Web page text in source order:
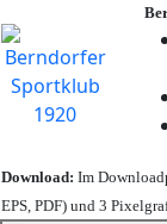
Download: Im
EPS, PDF) und 3